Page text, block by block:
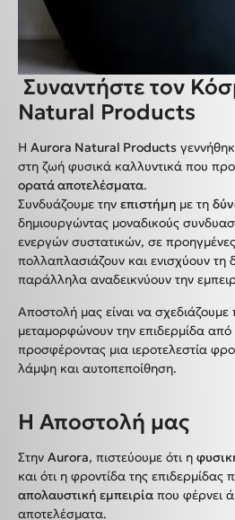
Συναντήστε τον
Natural Products
Η Aurora Natural Products
στη ζωή φυσικά καλλυντικά που
ορατά αποτελέσματα.
Συνδυάζουμε την επιστήμη με τη
δημιουργώντας μοναδικούς
ενεργών συστατικών, σε
πολλαπλασιάζουν και ενισχύουν τη
παράλληλα αναδεικνύουν την
Αποστολή μας είναι να σχεδιάζουμε
μεταμορφώνουν την επιδερμίδα
προσφέροντας μια ιεροτελεστία
λάμψη και αυτοπεποίθηση.
Η Αποστολή μας
Στην Aurora, πιστεύουμε ότι η
και ότι η φροντίδα της επιδερμίδας
απολαυστική εμπειρία που φέρνει
αποτελέσματα.